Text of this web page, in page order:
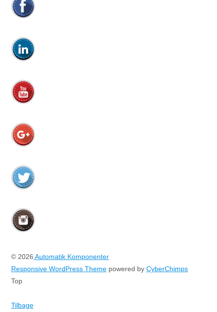
© 2026 Automatik Komponenter
Responsive WordPress Theme powered by CyberChimps
Top
Tilbage